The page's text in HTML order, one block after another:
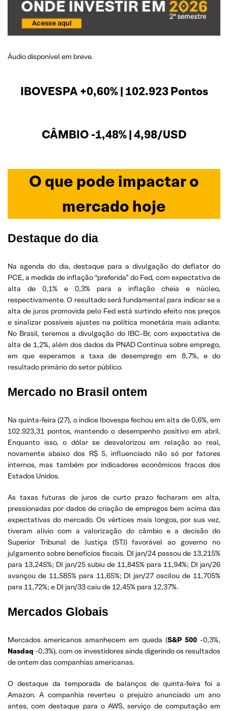
Áudio disponível em breve.
IBOVESPA +0,60% | 102.923 Pontos
CÂMBIO -1,48% | 4,98/USD
O que pode impactar o
mercado hoje
Destaque do dia
Na agenda do dia, destaque para a divulgação do deflator do
PCE, a medida de inflação “preferida” do Fed, com expectativa de
alta de 0,1% e 0,3% para a inflação cheia e núcleo,
respectivamente. O resultado será fundamental para indicar se a
alta de juros promovida pelo Fed está surtindo efeito nos preços
e sinalizar possíveis ajustes na política monetária mais adiante.
No Brasil, teremos a divulgação do IBC-Br, com expectativa de
alta de 1,2%, além dos dados da PNAD Contínua sobre emprego,
em que esperamos a taxa de desemprego em 8,7%, e do
resultado primário do setor público.
Mercado no Brasil ontem
Na quinta-feira (27), o índice Ibovespa fechou em alta de 0,6%, em
102.923,31 pontos, mantendo o desempenho positivo em abril.
Enquanto isso, o dólar se desvalorizou em relação ao real,
novamente abaixo dos R$ 5, influenciado não só por fatores
internos, mas também por indicadores econômicos fracos dos
Estados Unidos.
As taxas futuras de juros de curto prazo fecharam em alta,
pressionadas por dados de criação de empregos bem acima das
expectativas do mercado. Os vértices mais longos, por sua vez,
tiveram alívio com a valorização do câmbio e a decisão do
Superior Tribunal de Justiça (STJ) favorável ao governo no
julgamento sobre benefícios fiscais. DI jan/24 passou de 13,215%
para 13,245%; DI jan/25 subiu de 11,845% para 11,94%; DI jan/26
avançou de 11,585% para 11,65%; DI jan/27 oscilou de 11,705%
para 11,72%; e DI jan/33 caiu de 12,45% para 12,37%.
Mercados Globais
Mercados americanos amanhecem em queda (S&P 500 -0,3%,
Nasdaq -0,3%), com os investidores ainda digerindo os resultados
de ontem das companhias americanas.
O destaque da temporada de balanços de quinta-feira foi a
Amazon. A companhia reverteu o prejuízo anunciado um ano
antes, com destaque para o AWS, serviço de computação em